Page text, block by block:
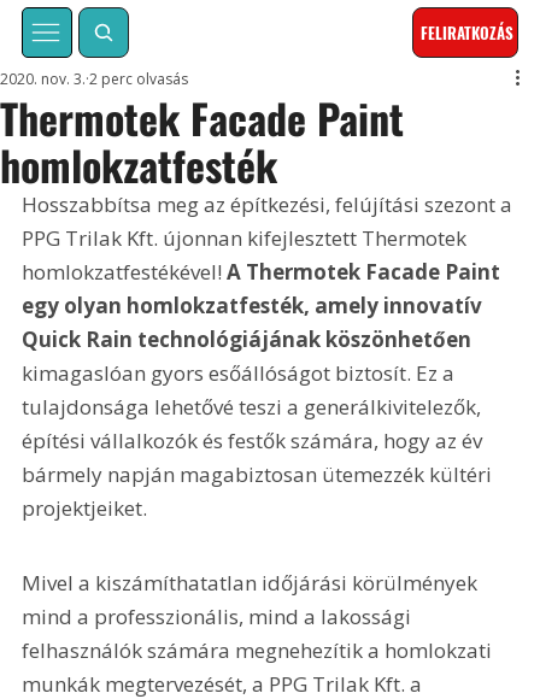
FELIRATKOZÁS
Thermotek Facade Paint
homlokzatfesték
2020. nov. 3. 2 perc olvasás
Hosszabbítsa meg az építkezési, felújítási szezont a
PPG Trilak Kft. újonnan kifejlesztett Thermotek
homlokzatfestékével! A Thermotek Facade Paint
egy olyan homlokzatfesték, amely innovatív
Quick Rain technológiájának köszönhetően
kimagaslóan gyors esőállóságot biztosít. Ez a
tulajdonsága lehetővé teszi a generálkivitelezők,
építési vállalkozók és festők számára, hogy az év
bármely napján magabiztosan ütemezzék kültéri
projektjeiket.
Mivel a kiszámíthatatlan időjárási körülmények
mind a professzionális, mind a lakossági
felhasználók számára megnehezítik a homlokzati
munkák megtervezését, a PPG Trilak Kft. a